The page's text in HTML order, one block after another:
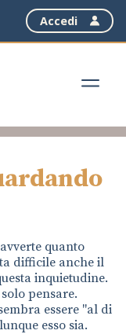
Accedi
quanto
difficile anche il
inquietudine.
pensare.
essere "al di
esso sia.